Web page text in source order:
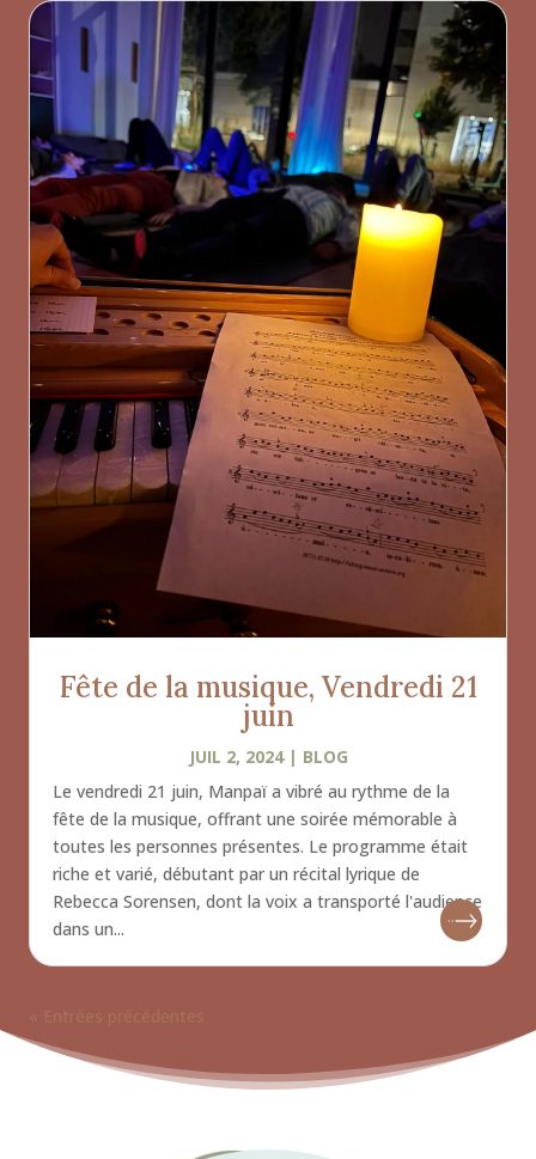
Fête de la musique, Vendredi 21
juin
JUIL 2, 2024| BLOG
Le vendredi 21 juin, Manpaï a vibré au rythme de la
fête de la musique, offrant une soirée mémorable à
toutes les personnes présentes. Le programme était
riche et varié, débutant par un récital lyrique de
Rebecca Sorensen, dont la voix a transporté l'audience
dans un...